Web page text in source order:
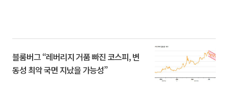
블룸버그 “레버리지 거품 빠진 코스피, 변
동성 최악 국면 지났을 가능성”